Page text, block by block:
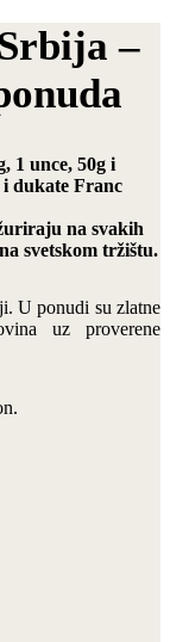
–
1 unce, 50g i
i dukate Franc
na svakih
svetskom tržištu.
U ponudi su zlatne
uz proverene